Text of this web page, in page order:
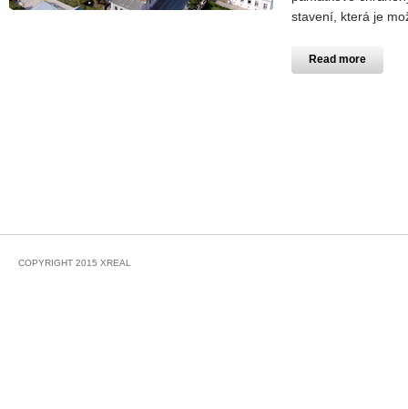
stavení, která je
Read more
COPYRIGHT 2015 XREAL